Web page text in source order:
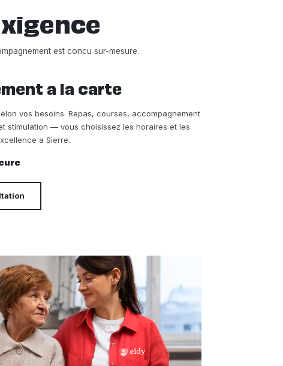
est concu sur-mesure.
a la carte
vos besoins. Repas, courses, accompagnement
stimulation — vous choisissez les horaires et les
a Sierre.